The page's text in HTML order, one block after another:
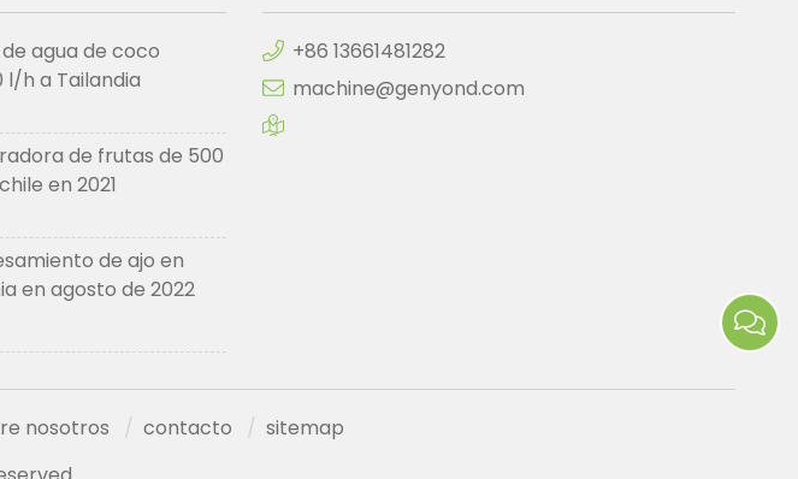
agua de coco
l/h a Tailandia
de frutas de 500
en 2021
de ajo en
en agosto de 2022
+86 13661481282
machine@genyond.com
nosotros contacto
sitemap